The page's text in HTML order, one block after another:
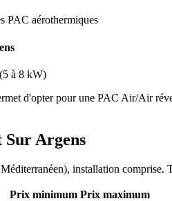
PAC aérothermiques
(5 à 8 kW)
d'opter pour une PAC Air/Air
Sur Argens
), installation comprise.
Prix minimum Prix maximum